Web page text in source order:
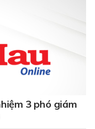
3 phó giám